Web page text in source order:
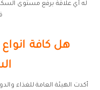
له أي علاقة برفع مستوى
هل كافة
أكدت الهيئة العامة للغذاء